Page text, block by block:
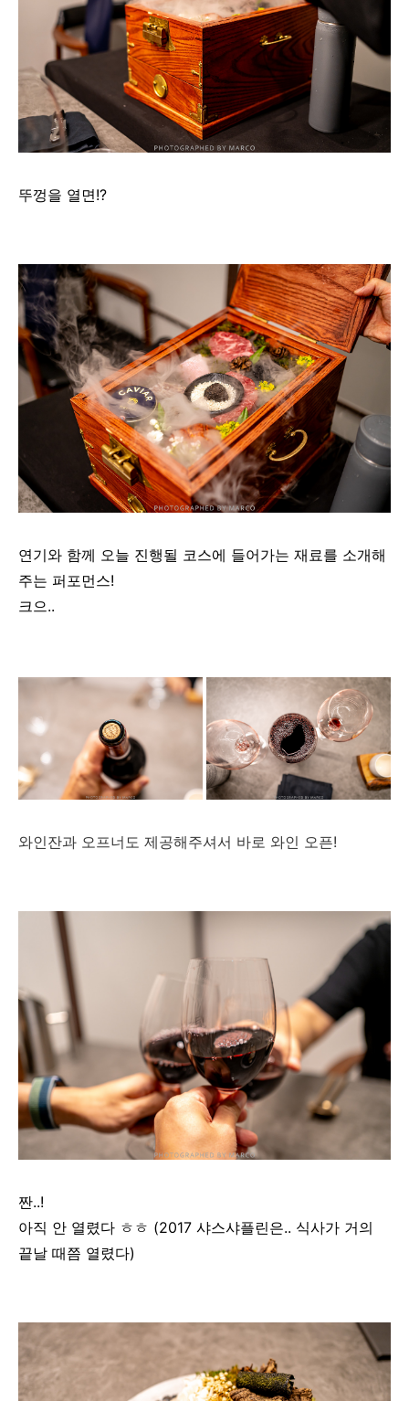
뚜껑을 열면!?
연기와 함께 오늘 진행될 코스에 들어가는 재료를 소개해
주는 퍼포먼스!
크으..
와인잔과 오프너도 제공해주셔서 바로 와인 오픈!
짠..!
아직 안 열렸다 ㅎㅎ (2017 샤스샤플린은.. 식사가 거의
끝날 때쯤 열렸다)